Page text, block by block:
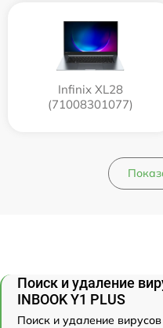
Infinix XL28
(71008301077)
Поиск и удаление
INBOOK Y1 PLUS
Поиск и удаление